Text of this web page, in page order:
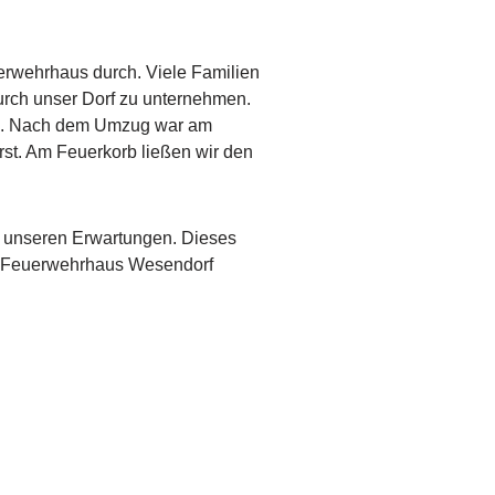
durch. Viele Familien
unser Dorf zu unternehmen.
Nach dem Umzug war am
Am Feuerkorb ließen wir den
Erwartungen. Dieses
Wesendorf